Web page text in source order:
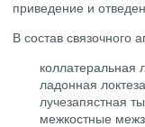
приведение и
В состав связочного
коллатеральная
ладонная
лучезапястная
межкостные